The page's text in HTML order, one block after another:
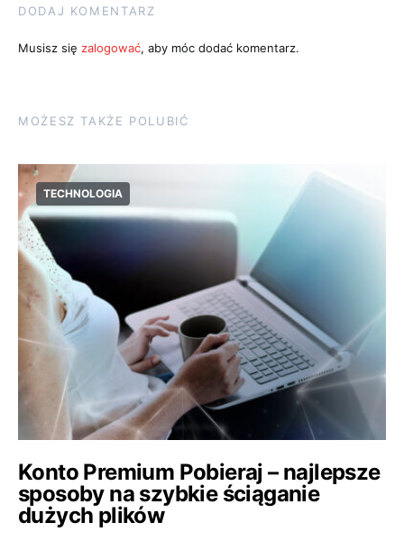
DODAJ KOMENTARZ
Musisz się zalogować, aby móc dodać komentarz.
MOŻESZ TAKŻE POLUBIĆ
TECHNOLOGIA
Konto Premium Pobieraj – najlepsze
sposoby na szybkie ściąganie
dużych plików